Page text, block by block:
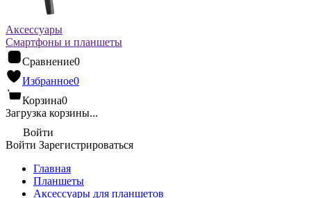
Аксессуары
Смартфоны и планшеты
Сравнение0
Избранное0
Корзина0
Загрузка корзины...
Войти
Войти Зарегистрироваться
Главная
Планшеты
Аксессуары для планшетов